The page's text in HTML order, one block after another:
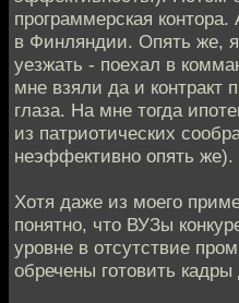
программерская
в Финляндии. Опять же,
уезжать - поехал в
мне взяли да и контракт
глаза. На мне тогда
из патриотических
неэффективно опять же).
Хотя даже из моего
понятно, что ВУЗы
уровне в отсутствие
обречены готовить